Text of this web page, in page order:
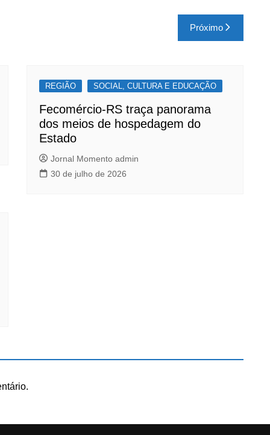
Próximo
REGIÃO SOCIAL, CULTURA E EDUCAÇÃO
Fecomércio-RS traça panorama
dos meios de hospedagem do
Estado
Jornal Momento admin
30 de julho de 2026